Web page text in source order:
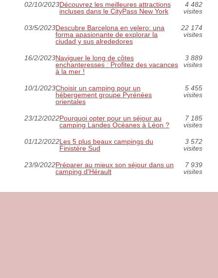
02/10/2023Découvrez les meilleures attractions
incluses dans le CityPass New York
4 482
visites
03/5/2023Descubre Barcelona en velero: una
forma apasionante de explorar la
ciudad y sus alrededores
22 174
visites
16/2/2023Naviguer le long de côtes
enchanteresses : Profitez des vacances
à la mer !
3 889
visites
10/1/2023Choisir un camping pour un
hébergement groupe Pyrénées
orientales
5 455
visites
23/12/2022Pourquoi opter pour un séjour au
camping Landes Océanes à Léon ?
7 185
visites
01/12/2022Les 5 plus beaux campings du
Finistère Sud
3 572
visites
23/9/2022Préparer au mieux son séjour dans un
camping d'Hérault
7 939
visites